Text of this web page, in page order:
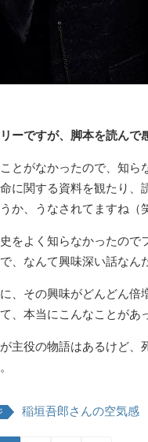
ですが、脚本を読んで
とがなかったので、知ら
に関する資料を観たり、
か、うなされてますね（
をよく知らなかったので
、なんて興味深い話なん
、その興味がどんどん
、本当にこんなことがあ
主役の物語はあるけど、
稲垣吾郎さんの空気感